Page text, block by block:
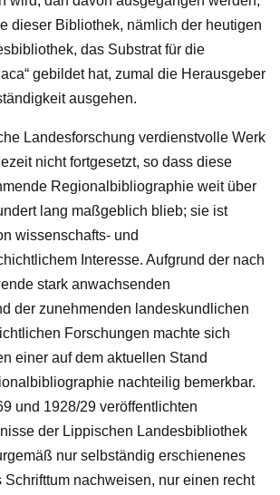
dieser Bibliothek, nämlich der heutigen
das Substrat für die
gebildet hat, zumal die Herausgeber
ausgehen.
Landesforschung verdienstvolle Werk
nicht fortgesetzt, so dass diese
Regionalbibliographie weit über
lang maßgeblich blieb; sie ist
wissenschafts- und
Interesse. Aufgrund der nach
stark anwachsenden
der zunehmenden landeskundlichen
Forschungen machte sich
einer auf dem aktuellen Stand
nachteilig bemerkbar.
und 1928/29 veröffentlichten
der Lippischen Landesbibliothek
nur selbständig erschienenes
Schrifttum nachweisen, nur einen recht